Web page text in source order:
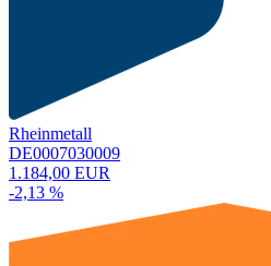
Rheinmetall
DE0007030009
1.184,00 EUR
-2,13 %